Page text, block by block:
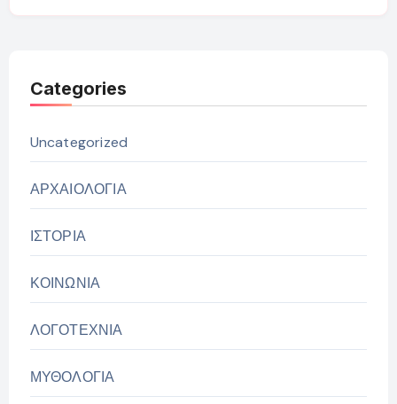
Categories
Uncategorized
ΑΡΧΑΙΟΛΟΓΙΑ
ΙΣΤΟΡΙΑ
ΚΟΙΝΩΝΙΑ
ΛΟΓΟΤΕΧΝΙΑ
ΜΥΘΟΛΟΓΙΑ